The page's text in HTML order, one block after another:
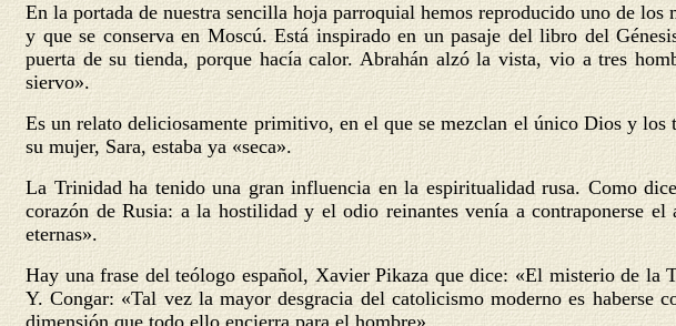
En la portada de nuestra sencilla hoja parroquial hemos reproducido uno de
y que se conserva en Moscú. Está inspirado en un pasaje del libro del
puerta de su tienda, porque hacía calor. Abrahán alzó la vista, vio a tres
siervo».
Es un relato deliciosamente primitivo, en el que se mezclan el único Dios y los
su mujer, Sara, estaba ya «seca».
La Trinidad ha tenido una gran influencia en la espiritualidad rusa. Como
corazón de Rusia: a la hostilidad y el odio reinantes venía a contraponerse
eternas».
Hay una frase del teólogo español, Xavier Pikaza que dice: «El misterio de
Y. Congar: «Tal vez la mayor desgracia del catolicismo moderno es
dimensión que todo ello encierra para el hombre».